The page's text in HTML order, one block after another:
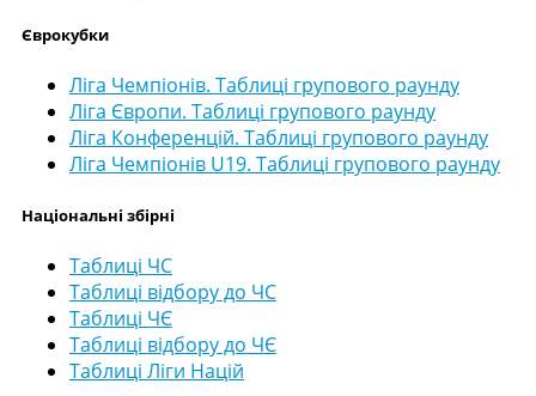
Єврокубки
Ліга Чемпіонів. Таблиці групового раунду
Ліга Європи. Таблиці групового раунду
Ліга Конференцій. Таблиці групового раунду
Ліга Чемпіонів U19. Таблиці групового раунду
Національні збірні
Таблиці ЧС
Таблиці відбору до ЧС
Таблиці ЧЄ
Таблиці відбору до ЧЄ
Таблиці Ліги Націй